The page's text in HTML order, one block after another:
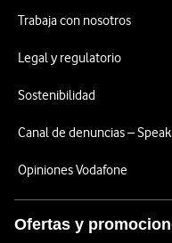
Trabaja con nosotros
Legal y regulatorio
Sostenibilidad
Canal de denuncias –
Opiniones Vodafone
Ofertas y